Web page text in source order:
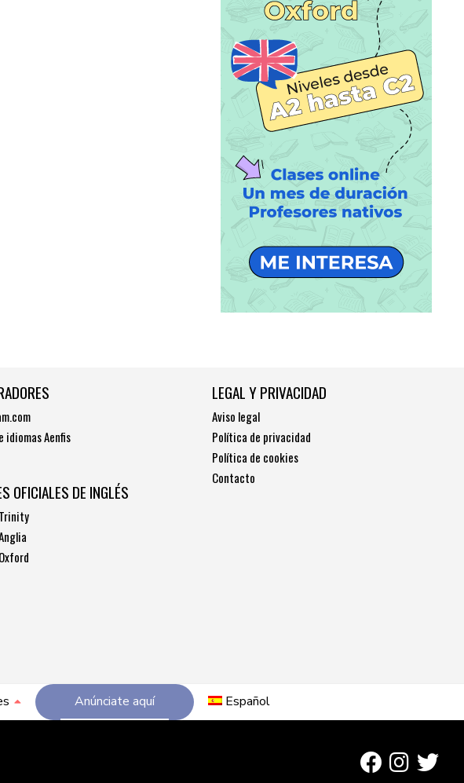
idiomas Aenfis
OFICIALES DE INGLÉS
LEGAL Y PRIVACIDAD
Aviso legal
Política de privacidad
Política de cookies
Contacto
Anúnciate aquí Español